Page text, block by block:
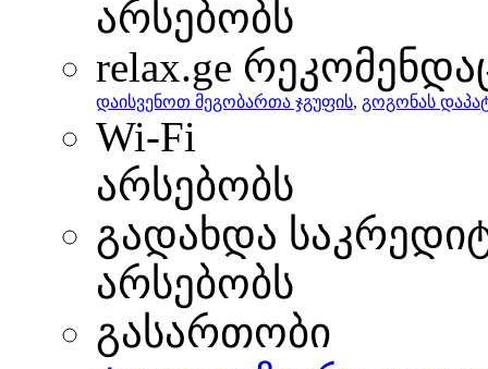
არსებობს
relax.ge
დაისვენოთ მეგობართა ჯგუფის, გოგონას
Wi-Fi
არსებობს
გადახდა
არსებობს
გასართობი